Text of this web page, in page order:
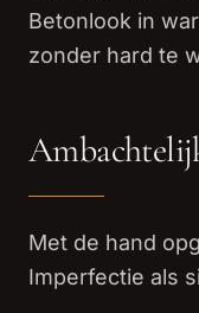
Betonlook in
zonder hard te
Met de hand
Imperfectie als